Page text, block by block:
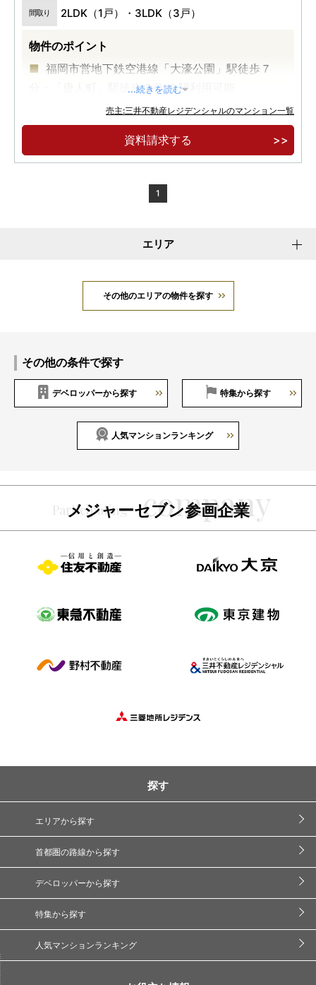
間取り 2LDK（1戸）・3LDK（3戸）
物件のポイント
福岡市営地下鉄空港線「大濠公園」駅徒歩７
分・「唐人町」駅徒歩７分 ２駅利用可能
都市機能と自然の潤いを享受する「大濠公園」
徒歩５分
クラシカルな品格と、モダンな洗練を纏う
...続きを読む
売主:三井不動産レジデンシャルのマンション一覧
資料請求する
1
エリア
その他のエリアの物件を探す
その他の条件で探す
デベロッパーから探す 特集から探す
人気マンションランキング
メジャーセブン参画企業
探す
エリアから探す
首都圏の路線から探す
デベロッパーから探す
特集から探す
人気マンションランキング